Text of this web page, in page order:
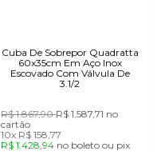
Cuba De Sobrepor Quadratta
60x35cm Em Aço Inox
Escovado Com Válvula De
3.1/2
R$ 1.867,90R$ 1.587,71 no
cartão
10x R$ 158,77
R$ 1.428,94 no boleto ou pix